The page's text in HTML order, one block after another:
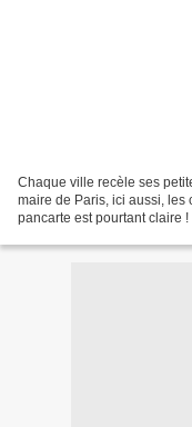
Chaque ville recèle ses
maire de Paris, ici aussi, les
pancarte est pourtant claire